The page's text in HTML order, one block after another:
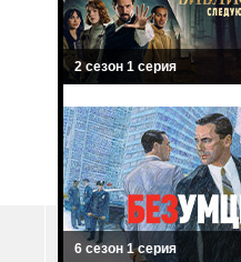
2 сезон 1 серия
6 сезон 1 серия